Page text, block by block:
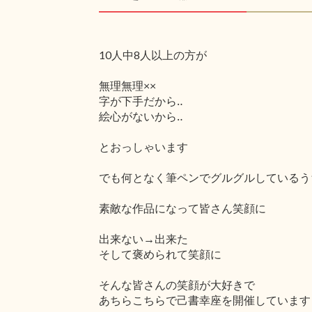
10人中8人以上の方が
無理無理××
字が下手だから‥
絵心がないから‥
とおっしゃいます
でも何となく筆ペンでグルグルしている
素敵な作品になって皆さん笑顔に
出来ない→出来た
そして褒められて笑顔に
そんな皆さんの笑顔が大好きで
あちらこちらで己書幸座を開催しています